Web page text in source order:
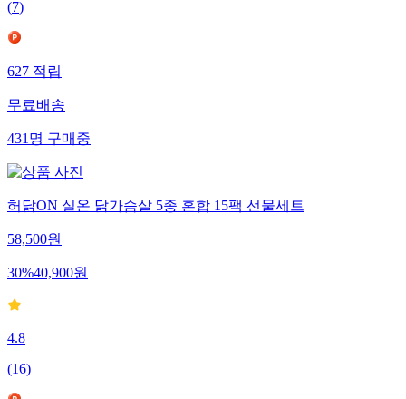
(7)
627적립
무료배송
431명구매중
허닭ON 실온 닭가슴살 5종 혼합 15팩 선물세트
58,500원
30%40,900원
4.8
(16)